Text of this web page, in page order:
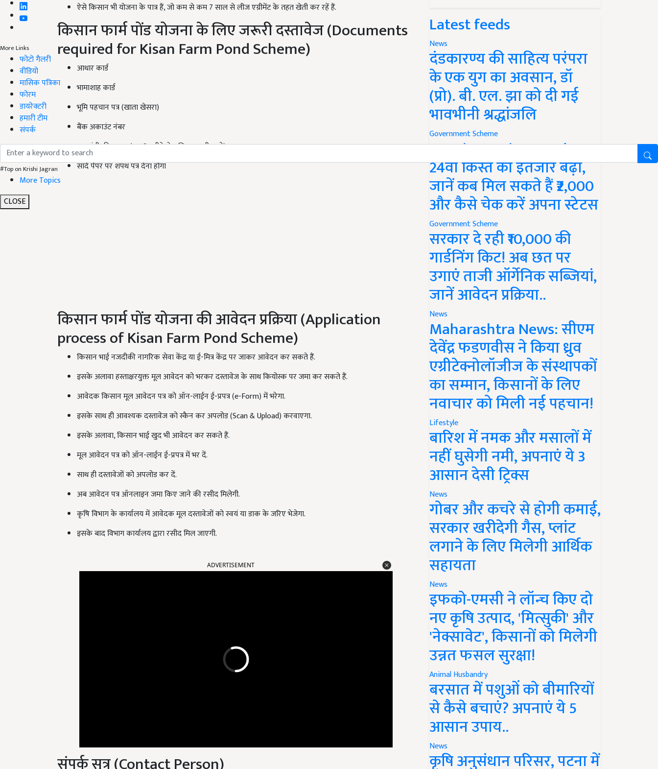
More Links
फोटो गैलरी
वीडियो
मासिक पत्रिका
फोरम
डायरेक्टरी
हमारी टीम
संपर्क
#Top on Krishi Jagran
More Topics
CLOSE
ऐसे किसान भी योजना के पात्र हैं, जो कम से कम 7 साल से लीज एग्रीमेंट के तहत खेती कर रहें हैं.
किसान फार्म पोंड योजना के लिए जरूरी दस्तावेज (Documents
required for Kisan Farm Pond Scheme)
आधार कार्ड
भामाशाह कार्ड
भूमि पहचान पत्र (खाता खेसरा)
बैंक अकाउंट नंबर
जमाबंदी की नकल (यह 6 महीने से अधिक पुरानी न हो)
सादे पेपर पर शपथ पत्र देना होगा
किसान फार्म पोंड योजना की आवेदन प्रक्रिया (Application
process of Kisan Farm Pond Scheme)
किसान भाई नजदीकी नागरिक सेवा केंद्र या ई-मित्र केंद्र पर जाकर आवेदन कर सकते हैं.
इसके अलावा हस्ताक्षरयुक्त मूल आवेदन को भरकर दस्तावेज के साथ कियोस्क पर जमा कर सकते हैं.
आवेदक किसान मूल आवेदन पत्र को ऑन-लाईन ई-प्रपत्र (e-Form) में भरेगा.
इसके साथ ही आवश्यक दस्तावेज को स्कैन कर अपलोड (Scan & Upload) करवाएगा.
इसके अलावा, किसान भाई खुद भी आवेदन कर सकते हैं.
मूल आवेदन पत्र को ऑन-लाईन ई-प्रपत्र में भर दें.
साथ ही दस्तावेजों को अपलोड कर दें.
अब आवेदन पत्र ऑनलाइन जमा किए जाने की रसीद मिलेगी.
कृषि विभाग के कार्यालय में आवेदक मूल दस्तावेजों को स्वयं या डाक के जरिए भेजेगा.
इसके बाद विभाग कार्यालय द्वारा रसीद मिल जाएगी.
संपर्क सूत्र (Contact Person)
Latest feeds
News
दंडकारण्य की साहित्य परंपरा
के एक युग का अवसान, डॉ
(प्रो). बी. एल. झा को दी गई
भावभीनी श्रद्धांजलि
Government Scheme
PM Kisan Yojana Update:
24वीं किस्त का इंतजार बढ़ा,
जानें कब मिल सकते हैं ₹2,000
और कैसे चेक करें अपना स्टेटस
Government Scheme
सरकार दे रही ₹10,000 की
गार्डनिंग किट! अब छत पर
उगाएं ताजी ऑर्गेनिक सब्जियां,
जानें आवेदन प्रक्रिया..
News
Maharashtra News: सीएम
देवेंद्र फडणवीस ने किया ध्रुव
एग्रीटेक्नोलॉजीज के संस्थापकों
का सम्मान, किसानों के लिए
नवाचार को मिली नई पहचान!
Lifestyle
बारिश में नमक और मसालों में
नहीं घुसेगी नमी, अपनाएं ये 3
आसान देसी ट्रिक्स
News
गोबर और कचरे से होगी कमाई,
सरकार खरीदेगी गैस, प्लांट
लगाने के लिए मिलेगी आर्थिक
सहायता
News
इफको-एमसी ने लॉन्च किए दो
नए कृषि उत्पाद, 'मित्सुकी' और
'नेक्सावेट', किसानों को मिलेगी
उन्नत फसल सुरक्षा!
Animal Husbandry
बरसात में पशुओं को बीमारियों
से कैसे बचाएं? अपनाएं ये 5
आसान उपाय..
News
कृषि अनुसंधान परिसर, पटना में